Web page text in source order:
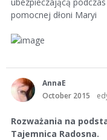
pomocnej dłoni Maryi
AnnaE
October 2015
Rozważania na
Tajemnica Radosna.